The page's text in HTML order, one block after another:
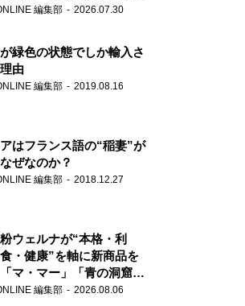
実態～」放送
編集部 2026.07.30
緑色の状態でしか輸入さ
由
編集部 2019.08.16
はフランス語の“稲妻”が
ぜなのか？
編集部 2018.12.27
ウェルナが“本格・利
・健康”を軸に新商品を
マ・マー」「青の洞窟」
を強化編集部 2026.08.06